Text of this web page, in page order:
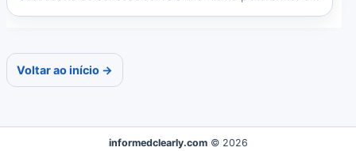
Voltar ao início →
informedclearly.com © 2026